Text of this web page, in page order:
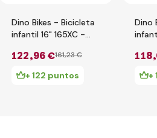
Dino Bikes - Bicicleta
infantil 16" 165XC -
122,96 €161,23 €
+ 122 puntos
Dino
118
+